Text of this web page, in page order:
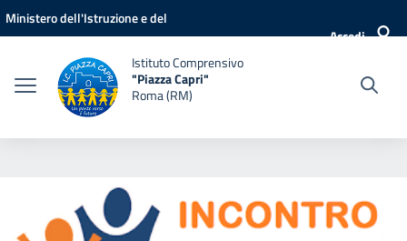
Vai ai contenuti
Vai al menu di navigazione
Vai al footer
Ministero dell'Istruzione e del
Accedi
Istituto Comprensivo
"Piazza Capri"
Roma (RM)